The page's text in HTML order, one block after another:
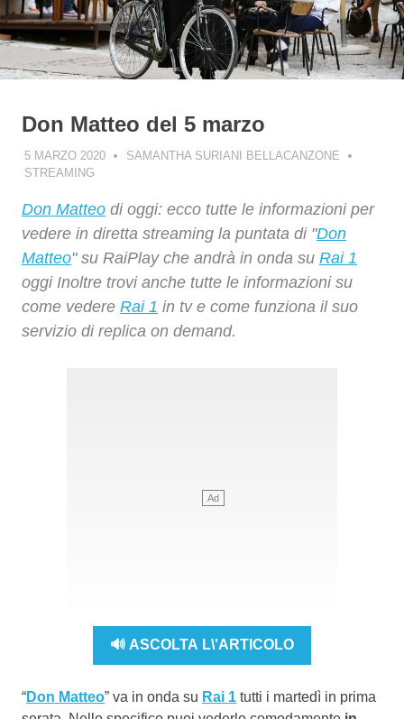
Don Matteo del 5 marzo
5 MARZO 2020
SAMANTHA SURIANI BELLACANZONE
STREAMING
Don Matteo di oggi: ecco tutte le informazioni per
vedere in diretta streaming la puntata di "Don
Matteo" su RaiPlay che andrà in onda su Rai 1
oggi Inoltre trovi anche tutte le informazioni su
come vedere Rai 1 in tv e come funziona il suo
servizio di replica on demand.
🔊 ASCOLTA L\'ARTICOLO
“Don Matteo” va in onda su Rai 1 tutti i martedì in prima